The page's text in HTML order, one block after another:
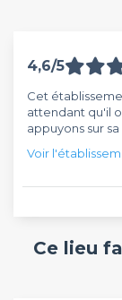
4,6/5
Cet
attendant qu'il
appuyons sur
Voir
Ce lieu